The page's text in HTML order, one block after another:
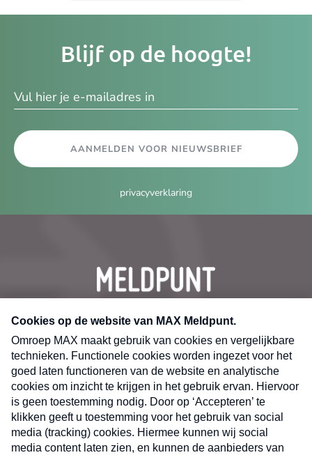
Blijf op de hoogte!
AANMELDEN VOOR NIEUWSBRIEF
privacyverklaring
CONTACT
Volg ons op